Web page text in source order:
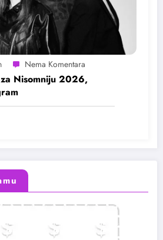
Nisomniju 2026,